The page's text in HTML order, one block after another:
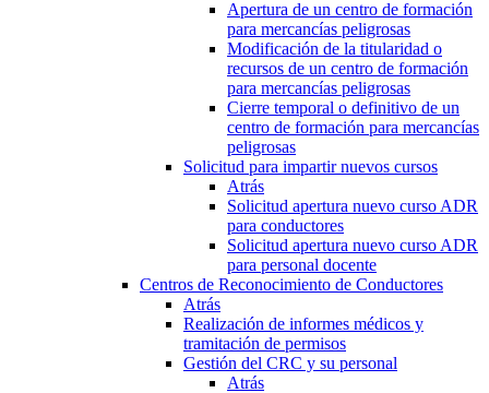
Apertura de un centro de formación
para mercancías peligrosas
Modificación de la titularidad o
recursos de un centro de formación
para mercancías peligrosas
Cierre temporal o definitivo de un
centro de formación para mercancías
peligrosas
Solicitud para impartir nuevos cursos
Atrás
Solicitud apertura nuevo curso ADR
para conductores
Solicitud apertura nuevo curso ADR
para personal docente
Centros de Reconocimiento de Conductores
Atrás
Realización de informes médicos y
tramitación de permisos
Gestión del CRC y su personal
Atrás